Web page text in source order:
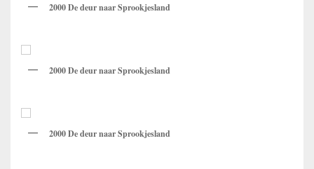
2000 De deur naar Sprookjesland
2000 De deur naar Sprookjesland
2000 De deur naar Sprookjesland